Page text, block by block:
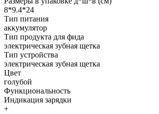
8*9.4*24
Тип питания
аккумулятор
Тип продукта для фида
электрическая зубная щетка
Тип устройства
электрическая зубная щетка
Цвет
голубой
Функциональность
Индикация зарядки
+